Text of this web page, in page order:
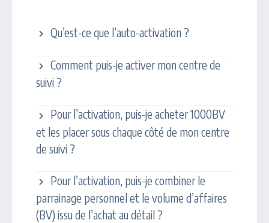
Qu’est-ce que l’auto-activation ?
Comment puis-je activer mon centre de
suivi ?
Pour l’activation, puis-je acheter 1000BV
et les placer sous chaque côté de mon centre
de suivi ?
Pour l’activation, puis-je combiner le
parrainage personnel et le volume d’affaires
(BV) issu de l’achat au détail ?